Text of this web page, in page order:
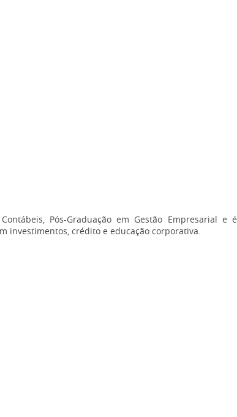
Pós-Graduação em Gestão Empresarial e é
investimentos, crédito e educação corporativa.